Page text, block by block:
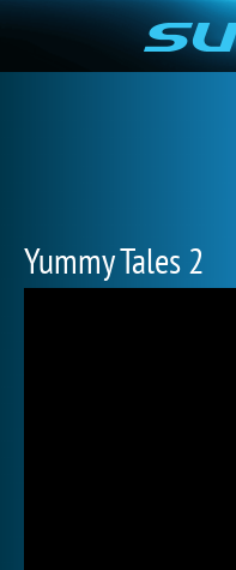
Yummy Tales 2